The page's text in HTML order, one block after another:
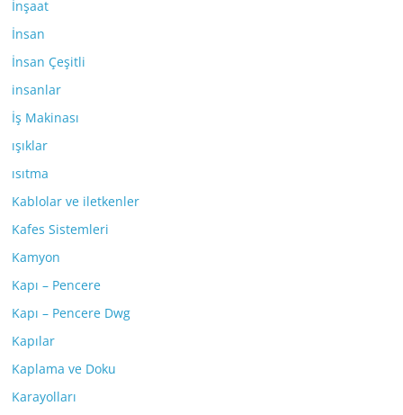
İnşaat
İnsan
İnsan Çeşitli
insanlar
İş Makinası
ışıklar
ısıtma
Kablolar ve iletkenler
Kafes Sistemleri
Kamyon
Kapı – Pencere
Kapı – Pencere Dwg
Kapılar
Kaplama ve Doku
Karayolları